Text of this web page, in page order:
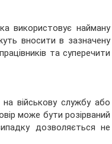
використовує найману
вносити в зазначену
та суперечити
військову службу або
може бути розірваний
дозволяється не